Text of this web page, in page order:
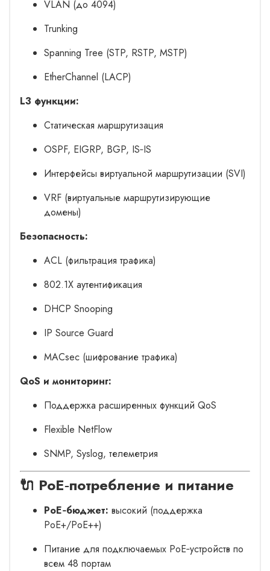
VLAN (до 4094)
Trunking
Spanning Tree (STP, RSTP, MSTP)
EtherChannel (LACP)
L3 функции:
Статическая маршрутизация
OSPF, EIGRP, BGP, IS‑IS
Интерфейсы виртуальной маршрутизации (SVI)
VRF (виртуальные маршрутизирующие
домены)
Безопасность:
ACL (фильтрация трафика)
802.1X аутентификация
DHCP Snooping
IP Source Guard
MACsec (шифрование трафика)
QoS и мониторинг:
Поддержка расширенных функций QoS
Flexible NetFlow
SNMP, Syslog, телеметрия
🔌 PoE‑потребление и питание
PoE‑бюджет: высокий (поддержка
PoE+/PoE++)
Питание для подключаемых PoE‑устройств по
всем 48 портам